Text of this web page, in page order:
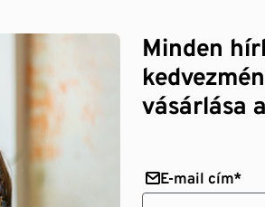
Minden
vásárlása
E-mail cím*